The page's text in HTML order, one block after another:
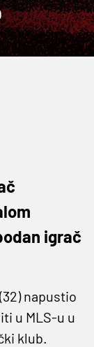
igrač
(32) napustio
u MLS-u u
klub.